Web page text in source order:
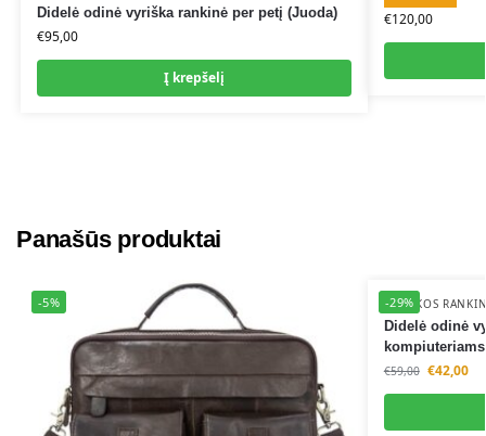
Didelė odinė vyriška rankinė per petį (Juoda)
€95,00
Į krepšelį
€120,00
Panašūs produktai
-5% -29%
VYRIŠKOS
Didelė odinė
kompiuteriams
€59,00 €42,00